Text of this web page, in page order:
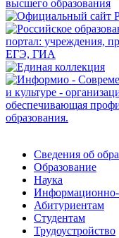
Сведения об
Образование
Наука
Информационно-
Абитуриентам
Студентам
Трудоустройство